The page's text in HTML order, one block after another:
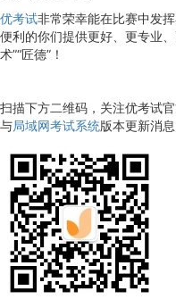
优考试非常荣幸能在比赛中发
便利的你们提供更好、更专业
术”“匠德”！
扫描下方二维码，关注优考试
与局域网考试系统版本更新消息